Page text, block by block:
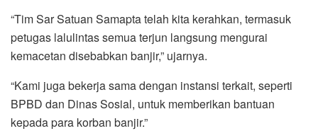
“Tim Sar Satuan Samapta telah kita kerahkan, termasuk
petugas lalulintas semua terjun langsung mengurai
kemacetan disebabkan banjir,” ujarnya.
“Kami juga bekerja sama dengan instansi terkait, seperti
BPBD dan Dinas Sosial, untuk memberikan bantuan
kepada para korban banjir.”